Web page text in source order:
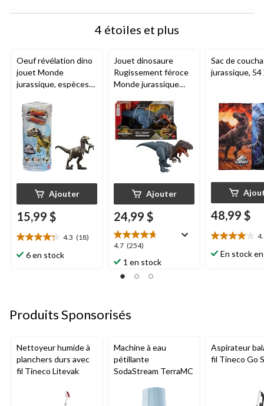
4 étoiles et plus
Oeuf révélation dino
jouet Monde
jurassique, espèces
Ajouter
15,99 $
4.3 (18)
4.3
étoile(s)
6 en stock
Jouet dinosaure
Rugissement féroce
Monde jurassique
rugissement et
action d'attaque,
choix varié
Ajouter
24,99 $
4.7 (254)
4.7
étoile(s)
sur
5.
1 en stock
Sac de
jurassique, 54
48,99 $
4.0
étoile(s)
En stock
Produits Sponsorisés
Nettoyeur humide à
planchers durs avec
fil Tineco Litevak
Machine à eau
pétillante
SodaStream TerraMC
Aspirateur
fil Tineco Go